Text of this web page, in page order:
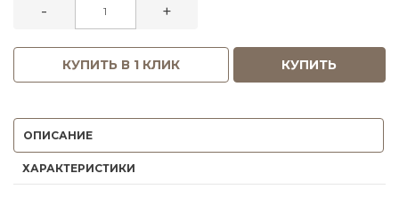
- +
КУПИТЬ В 1 КЛИК КУПИТЬ
ОПИСАНИЕ
ХАРАКТЕРИСТИКИ